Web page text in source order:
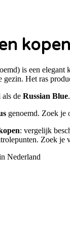
is een elegant
Het ras
als de Russian Blue
genoemd. Zoek je
: vergelijk
Zoek je
Nederland